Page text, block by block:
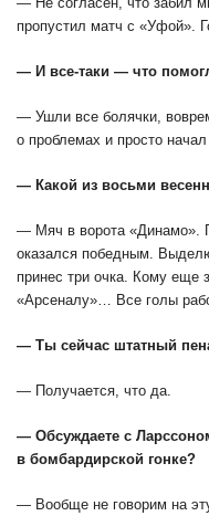
пропустил матч с «Уфой».
— И все-таки — что
— Ушли все болячки,
о проблемах и просто
— Какой из восьми
— Мяч в ворота «Динамо».
оказался победным.
принес три очка. Кому еще
«Арсеналу»… Все голы
— Ты сейчас штатный
— Получается, что да.
— Обсуждаете с
в бомбардирской гонке?
— Вообще не говорим на